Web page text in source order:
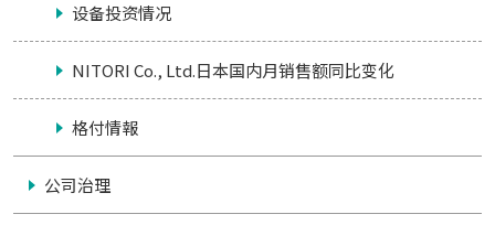
设备投资情况
NITORI Co., Ltd.日本国内月销售额同比变化
格付情報
公司治理